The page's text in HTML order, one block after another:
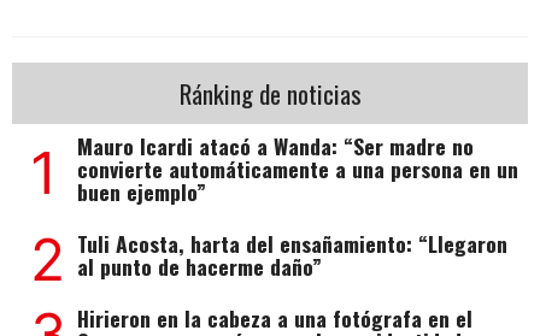
Ránking de noticias
1 Mauro Icardi atacó a Wanda: “Ser madre no
convierte automáticamente a una persona en un
buen ejemplo”
2 Tuli Acosta, harta del ensañamiento: “Llegaron
al punto de hacerme daño”
Hirieron en la cabeza a una fotógrafa en el